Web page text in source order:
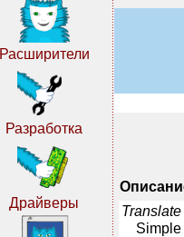
Расширители
Разработка
Драйверы